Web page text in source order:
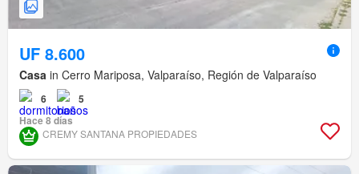
UF 8.600
Casa in Cerro Mariposa, Valparaíso, Región de Valparaíso
6
5
Hace 8 días
CREMY SANTANA PROPIEDADES